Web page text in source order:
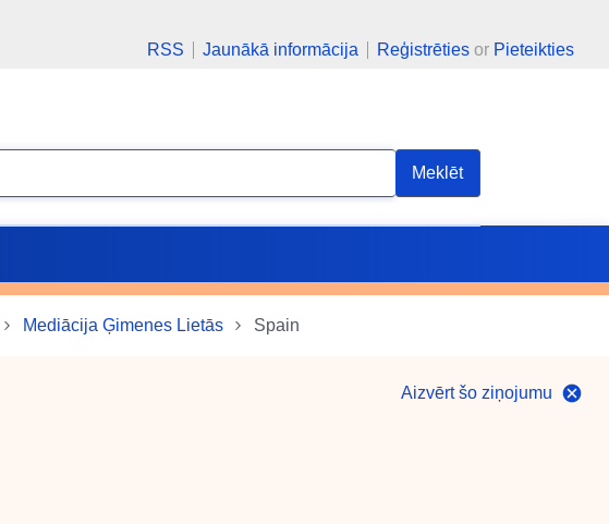
RSS
Jaunākā informācija Reģistrēties or Pieteikties
Meklēt
Mediācija Ģimenes Lietās Spain
Aizvērt šo ziņojumu